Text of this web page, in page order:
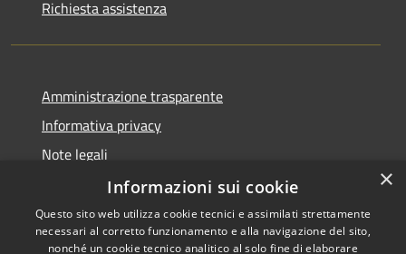
Richiesta assistenza
Amministrazione trasparente
Informativa privacy
Note legali
Dichiarazione di accessibilità
×
Informazioni sui cookie
Questo sito web utilizza cookie tecnici e assimilati strettamente
necessari al corretto funzionamento e alla navigazione del sito,
nonché un cookie tecnico analitico al solo fine di elaborare